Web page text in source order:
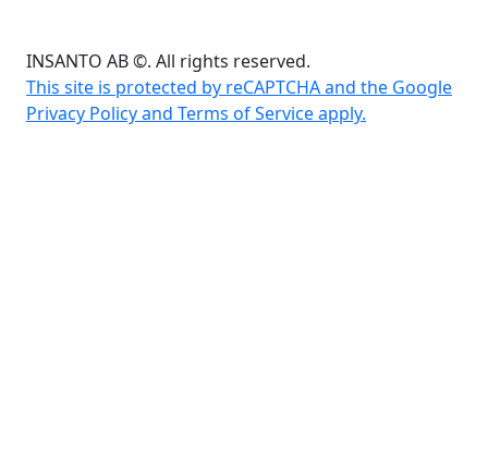
INSANTO AB ©. All rights reserved.
This site is protected by reCAPTCHA and the Google
Privacy Policy and Terms of Service apply.